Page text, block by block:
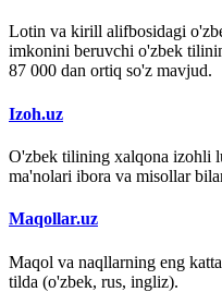
Lotin va kirill alifbosidagi
imkonini beruvchi o'zbek
87 000 dan ortiq so'z mavjud.
Izoh.uz
O'zbek tilining xalqona izohli
ma'nolari ibora va misollar
Maqollar.uz
Maqol va naqllarning eng
tilda (o'zbek, rus, ingliz).